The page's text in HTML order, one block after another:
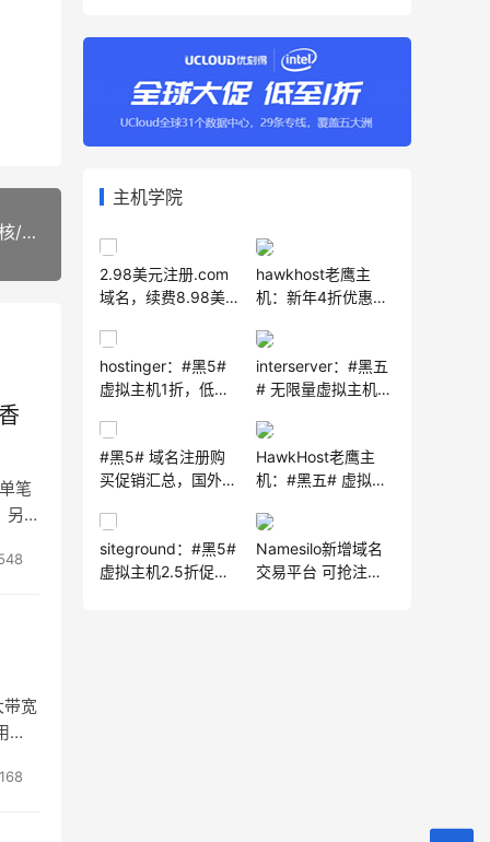
下一篇：digital-vm：全场6折优惠，$24/年起，1核/512M/30G SSD/5T月流量，日本、新加坡以及欧洲地区8个机房可选
笔
另
带宽
168
主机学院
2.98美元注册.com
域名，续费8.98美
阻碍！
hawkhost老鹰主
机：新年4折优惠，
港新加坡洛杉矶等7
机房，PayPal支付
宝
hostinger：#黑5#
虚拟主机1折，低至
$47/4年
interserver：#黑五
# 无限量虚拟主机套
$2.5/月，21年国外
主机老品牌
#黑5# 域名注册购
买促销汇总，国外的
HawkHost老鹰主
机：#黑五# 虚拟主
月起， 无限量建站
数+无限量流量；
VPS7折仅$ 23.33 /
siteground：#黑5#
虚拟主机2.5折促销
Namesilo新增域名
交易平台 可抢注权